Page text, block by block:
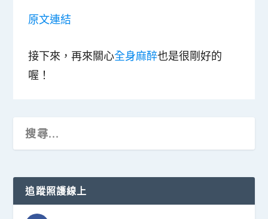
原文連結
接下來，再來關心全身麻醉也是很剛好的
喔！
追蹤照護線上